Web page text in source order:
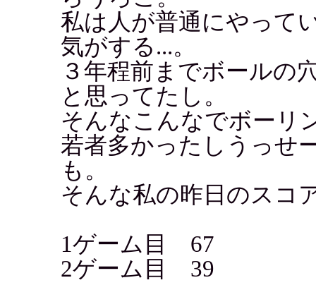
私は人が普通にやって
気がする...。
３年程前までボールの
と思ってたし。
そんなこんなでボーリ
若者多かったしうっせ
も。
そんな私の昨日のスコ
1ゲーム目 67
2ゲーム目 39